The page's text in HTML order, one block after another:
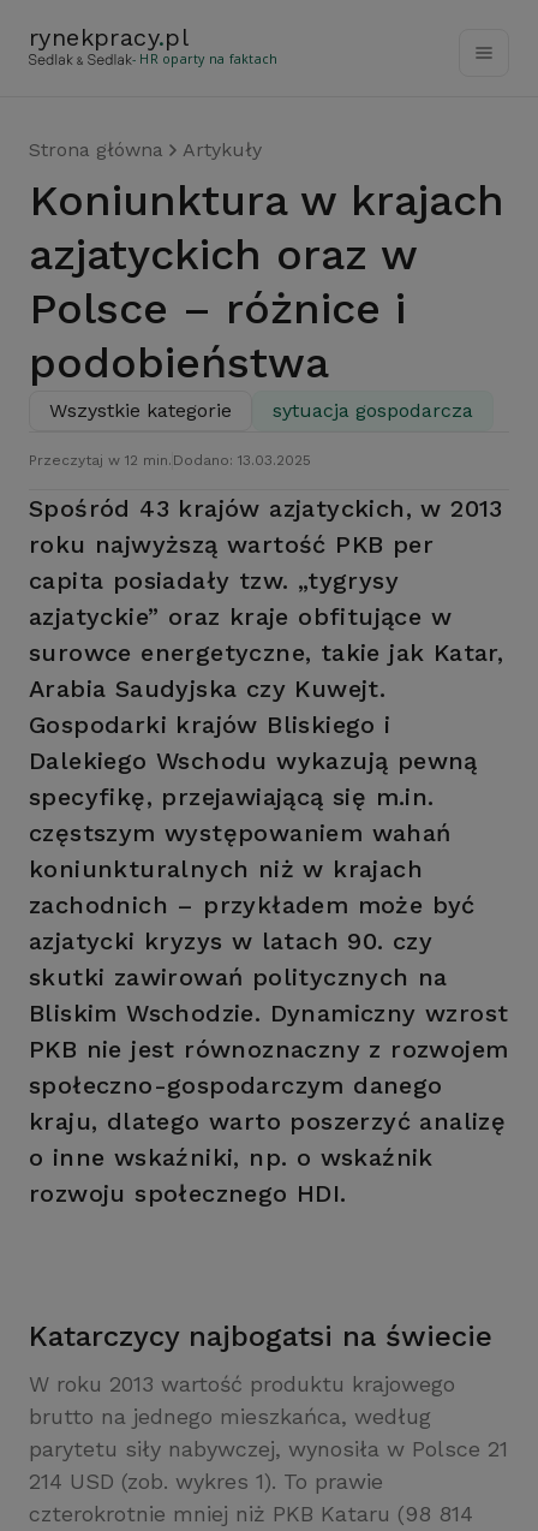
rynekpracy.pl
- HR oparty na faktach
Strona główna Artykuły
Koniunktura w krajach
azjatyckich oraz w
Polsce – różnice i
podobieństwa
Wszystkie kategorie sytuacja gospodarcza
Przeczytaj w 12 min. Dodano: 13.03.2025
Spośród 43 krajów azjatyckich, w 2013
roku najwyższą wartość PKB per
capita posiadały tzw. „tygrysy
azjatyckie” oraz kraje obfitujące w
surowce energetyczne, takie jak Katar,
Arabia Saudyjska czy Kuwejt.
Gospodarki krajów Bliskiego i
Dalekiego Wschodu wykazują pewną
specyfikę, przejawiającą się m.in.
częstszym występowaniem wahań
koniunkturalnych niż w krajach
zachodnich – przykładem może być
azjatycki kryzys w latach 90. czy
skutki zawirowań politycznych na
Bliskim Wschodzie. Dynamiczny wzrost
PKB nie jest równoznaczny z rozwojem
społeczno-gospodarczym danego
kraju, dlatego warto poszerzyć analizę
o inne wskaźniki, np. o wskaźnik
rozwoju społecznego HDI.
Katarczycy najbogatsi na świecie
W roku 2013 wartość produktu krajowego
brutto na jednego mieszkańca, według
parytetu siły nabywczej, wynosiła w Polsce 21
214 USD (zob. wykres 1). To prawie
czterokrotnie mniej niż PKB Kataru (98 814